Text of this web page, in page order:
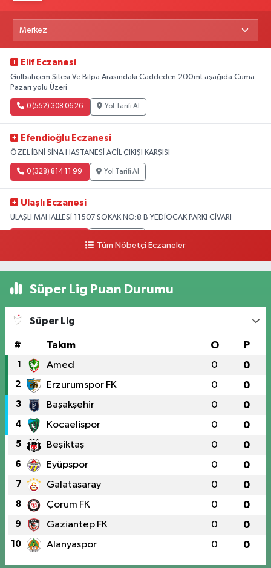
Elif Eczanesi
Gülbahçem Sitesi Ve Bilpa Arasındaki Caddeden 200mt aşağıda Cuma
Pazarı yolu Üzeri
0 (552) 308 06 26 Yol Tarifi Al
Efendioğlu Eczanesi
ÖZEL İBNİ SİNA HASTANESİ ACİL ÇIKIŞI KARŞISI
0 (328) 814 11 99 Yol Tarifi Al
Ulaşlı Eczanesi
ULAŞLI MAHALLESİ 11507 SOKAK NO:8 B YEDİOCAK PARKI CİVARI
Tüm Nöbetçi Eczaneler
Süper Lig Puan Durumu
Süper Lig
# Takım O P
1 Amed 0 0
2 Erzurumspor FK 0 0
3 Başakşehir 0 0
4 Kocaelispor 0 0
5 Beşiktaş 0 0
6 Eyüpspor 0 0
7 Galatasaray 0 0
8 Çorum FK 0 0
9 Gaziantep FK 0 0
10 Alanyaspor 0 0